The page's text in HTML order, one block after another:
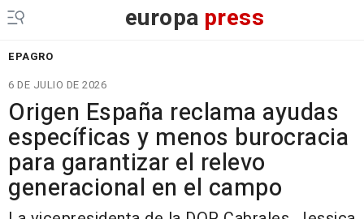
europa press
EPAGRO
6 DE JULIO DE 2026
Origen España reclama ayudas
específicas y menos burocracia
para garantizar el relevo
generacional en el campo